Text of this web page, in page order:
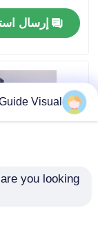
، فعال من حيث
7680Hz CE
إرسال
Visual
you looking